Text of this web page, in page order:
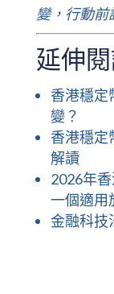
變，行動前
延伸
香港穩定
變？
香港穩定
解讀
2026年
一個適用
金融科技